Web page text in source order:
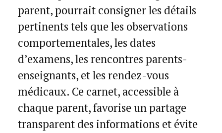
parent, pourrait consigner les détails
pertinents tels que les observations
comportementales, les dates
d’examens, les rencontres parents-
enseignants, et les rendez-vous
médicaux. Ce carnet, accessible à
chaque parent, favorise un partage
transparent des informations et évite